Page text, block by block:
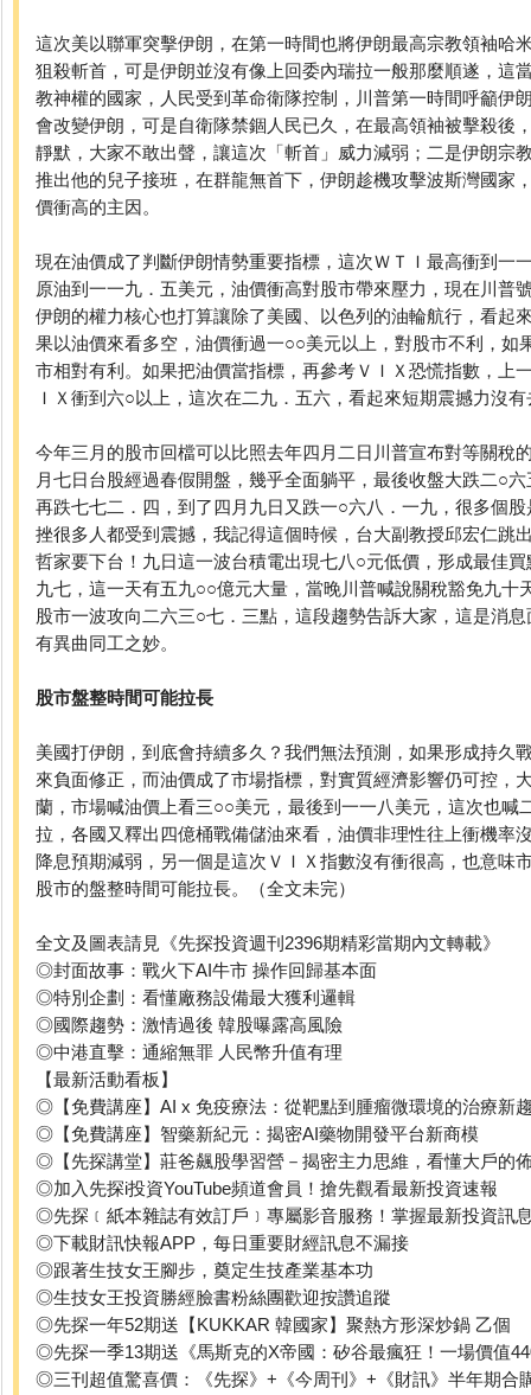
這次美以聯軍突擊伊朗，在第一時間也將伊朗最高宗教領袖哈
狙殺斬首，可是伊朗並沒有像上回委內瑞拉一般那麼順遂，這
教神權的國家，人民受到革命衛隊控制，川普第一時間呼籲伊
會改變伊朗，可是自衛隊禁錮人民已久，在最高領袖被擊殺後
靜默，大家不敢出聲，讓這次「斬首」威力減弱；二是伊朗宗
推出他的兒子接班，在群龍無首下，伊朗趁機攻擊波斯灣國家
價衝高的主因。
現在油價成了判斷伊朗情勢重要指標，這次ＷＴＩ最高衝到一
原油到一一九．五美元，油價衝高對股市帶來壓力，現在川普
伊朗的權力核心也打算讓除了美國、以色列的油輪航行，看起
果以油價來看多空，油價衝過一○○美元以上，對股市不利，如
市相對有利。如果把油價當指標，再參考ＶＩＸ恐慌指數，上
ＩＸ衝到六○以上，這次在二九．五六，看起來短期震撼力沒
今年三月的股市回檔可以比照去年四月二日川普宣布對等關稅
月七日台股經過春假開盤，幾乎全面躺平，最後收盤大跌二○
再跌七七二．四，到了四月九日又跌一○六八．一九，很多個
挫很多人都受到震撼，我記得這個時候，台大副教授邱宏仁跳
哲家要下台！九日這一波台積電出現七八○元低價，形成最佳
九七，這一天有五九○○億元大量，當晚川普喊說關稅豁免九十
股市一波攻向二六三○七．三點，這段趨勢告訴大家，這是消
有異曲同工之妙。
股市盤整時間可能拉長
美國打伊朗，到底會持續多久？我們無法預測，如果形成持久
來負面修正，而油價成了市場指標，對實質經濟影響仍可控，
蘭，市場喊油價上看三○○美元，最後到一一八美元，這次也喊
拉，各國又釋出四億桶戰備儲油來看，油價非理性往上衝機率
降息預期減弱，另一個是這次ＶＩＸ指數沒有衝很高，也意味
股市的盤整時間可能拉長。（全文未完）
全文及圖表請見《先探投資週刊2396期精彩當期內文轉載》
◎封面故事：戰火下AI牛市 操作回歸基本面
◎特別企劃：看懂廠務設備最大獲利邏輯
◎國際趨勢：激情過後 韓股曝露高風險
◎中港直擊：通縮無罪 人民幣升值有理
【最新活動看板】
◎【免費講座】AI x 免疫療法：從靶點到腫瘤微環境的治療新
◎【免費講座】智藥新紀元：揭密AI藥物開發平台新商模
◎【先探講堂】莊爸飆股學習營－揭密主力思維，看懂大戶的
◎加入先探i投資YouTube頻道會員！搶先觀看最新投資速報
◎先探﹝紙本雜誌有效訂戶﹞專屬影音服務！掌握最新投資訊
◎下載財訊快報APP，每日重要財經訊息不漏接
◎跟著生技女王腳步，奠定生技產業基本功
◎生技女王投資勝經臉書粉絲團歡迎按讚追蹤
◎先探一年52期送【KUKKAR 韓國家】聚熱方形深炒鍋 乙個
◎先探一季13期送《馬斯克的X帝國：矽谷最瘋狂！一場價值
◎三刊超值驚喜價：《先探》+《今周刊》+《財訊》半年期合